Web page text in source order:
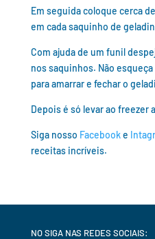
Em seguida coloque cerca
em cada saquinho de
Com ajuda de um funil
nos saquinhos. Não
para amarrar e fechar o
Depois é só levar ao freezer
Siga nosso Facebooke
receitas incríveis.
NO SIGA NAS REDES SOCIAIS: